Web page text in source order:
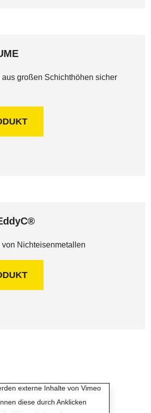
großen Schichthöhen sicher
Nichteisenmetallen
von Vimeo
externe Inhalte von Vimeo
diese durch Anklicken